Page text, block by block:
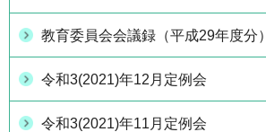
教育委員会会議録（平成29年度分）
令和3(2021)年12月定例会
令和3(2021)年11月定例会